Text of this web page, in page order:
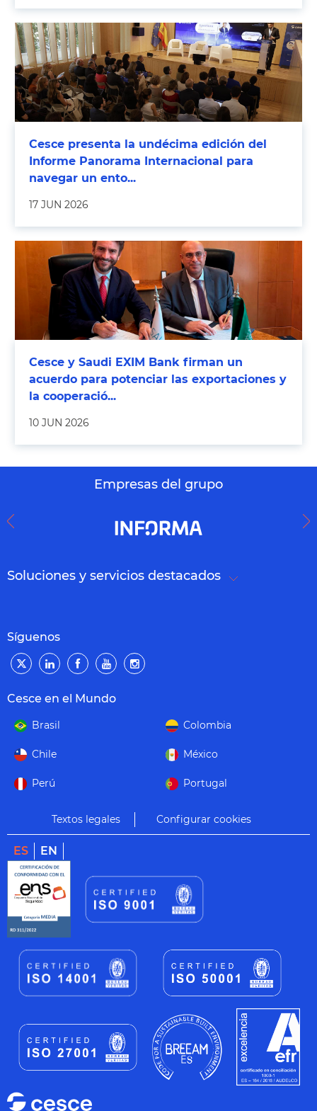
Cesce presenta la undécima edición del
Informe Panorama Internacional para
navegar un ento...
17 JUN 2026
Cesce y Saudi EXIM Bank firman un
acuerdo para potenciar las exportaciones y
la cooperació...
10 JUN 2026
Empresas del grupo
Soluciones y servicios destacados
Síguenos
Cesce en el Mundo
Brasil Colombia
Chile México
Perú Portugal
Textos legales Configurar cookies
ES EN